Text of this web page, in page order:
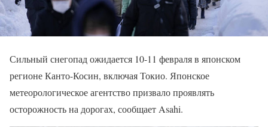
Сильный снегопад ожидается 10-11 февраля в японском
регионе Канто-Косин, включая Токио. Японское
метеорологическое агентство призвало проявлять
осторожность на дорогах, сообщает Asahi.